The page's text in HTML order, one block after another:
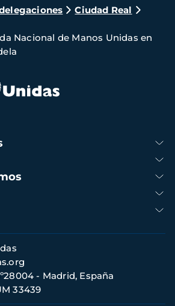
Ciudad Real
Nacional de Manos Unidas en
- Madrid, España
33439